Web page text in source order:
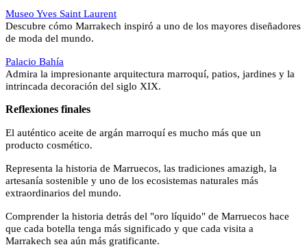
Museo Yves Saint Laurent
Descubre cómo Marrakech inspiró a uno de los mayores diseñadores
de moda del mundo.
Palacio Bahía
Admira la impresionante arquitectura marroquí, patios, jardines y la
intrincada decoración del siglo XIX.
Reflexiones finales
El auténtico aceite de argán marroquí es mucho más que un
producto cosmético.
Representa la historia de Marruecos, las tradiciones amazigh, la
artesanía sostenible y uno de los ecosistemas naturales más
extraordinarios del mundo.
Comprender la historia detrás del "oro líquido" de Marruecos hace
que cada botella tenga más significado y que cada visita a
Marrakech sea aún más gratificante.